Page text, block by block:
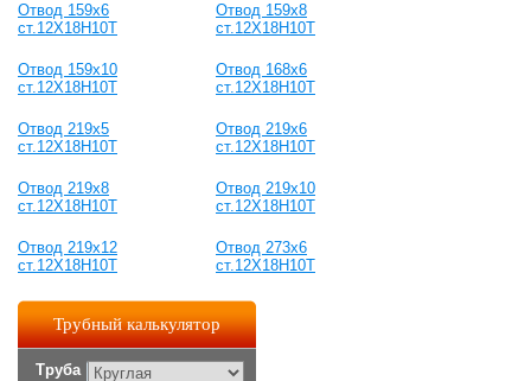
Отвод 159х6
ст.12Х18Н10Т
Отвод 159х8
ст.12Х18Н10Т
Отвод 159х10
ст.12Х18Н10Т
Отвод 168х6
ст.12Х18Н10Т
Отвод 219х5
ст.12Х18Н10Т
Отвод 219х6
ст.12Х18Н10Т
Отвод 219х8
ст.12Х18Н10Т
Отвод 219х10
ст.12Х18Н10Т
Отвод 219х12
ст.12Х18Н10Т
Отвод 273х6
ст.12Х18Н10Т
Трубный калькулятор
Труба